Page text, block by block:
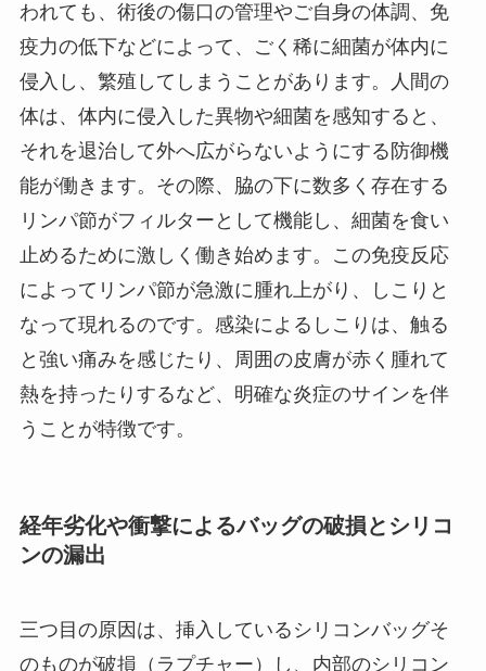
われても、術後の傷口の管理やご自身の体調、免
疫力の低下などによって、ごく稀に細菌が体内に
侵入し、繁殖してしまうことがあります。人間の
体は、体内に侵入した異物や細菌を感知すると、
それを退治して外へ広がらないようにする防御機
能が働きます。その際、脇の下に数多く存在する
リンパ節がフィルターとして機能し、細菌を食い
止めるために激しく働き始めます。この免疫反応
によってリンパ節が急激に腫れ上がり、しこりと
なって現れるのです。感染によるしこりは、触る
と強い痛みを感じたり、周囲の皮膚が赤く腫れて
熱を持ったりするなど、明確な炎症のサインを伴
うことが特徴です。
経年劣化や衝撃によるバッグの破損とシリコ
ンの漏出
三つ目の原因は、挿入しているシリコンバッグそ
のものが破損（ラプチャー）し、内部のシリコン